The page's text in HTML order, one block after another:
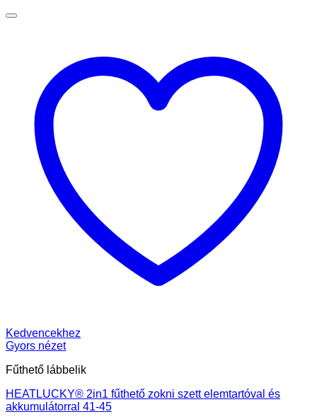
Kedvencekhez
Gyors nézet
Fűthető lábbelik
HEATLUCKY® 2in1 fűthető zokni szett elemtartóval és
akkumulátorral 41-45